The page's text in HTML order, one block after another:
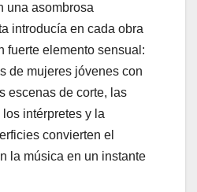
una asombrosa
introducía en cada obra
fuerte elemento sensual:
de mujeres jóvenes con
escenas de corte, las
intérpretes y la
convierten el
la música en un instante